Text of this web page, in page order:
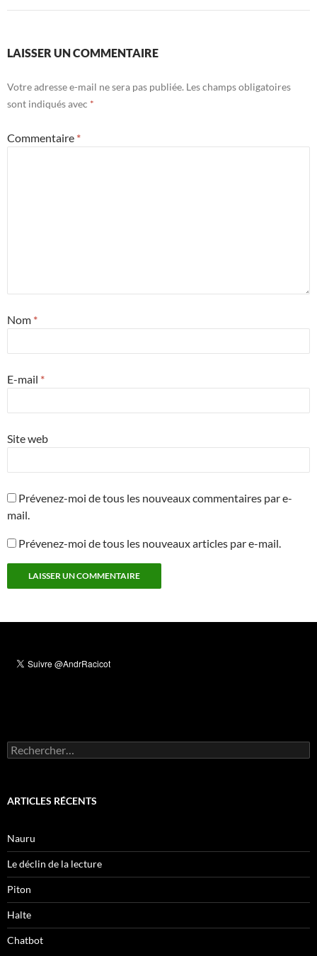
LAISSER UN COMMENTAIRE
Votre adresse e-mail ne sera pas publiée. Les champs obligatoires
sont indiqués avec *
Commentaire *
Nom *
E-mail *
Site web
Prévenez-moi de tous les nouveaux commentaires par e-
mail.
Prévenez-moi de tous les nouveaux articles par e-mail.
Rechercher :
ARTICLES RÉCENTS
Nauru
Le déclin de la lecture
Piton
Halte
Chatbot